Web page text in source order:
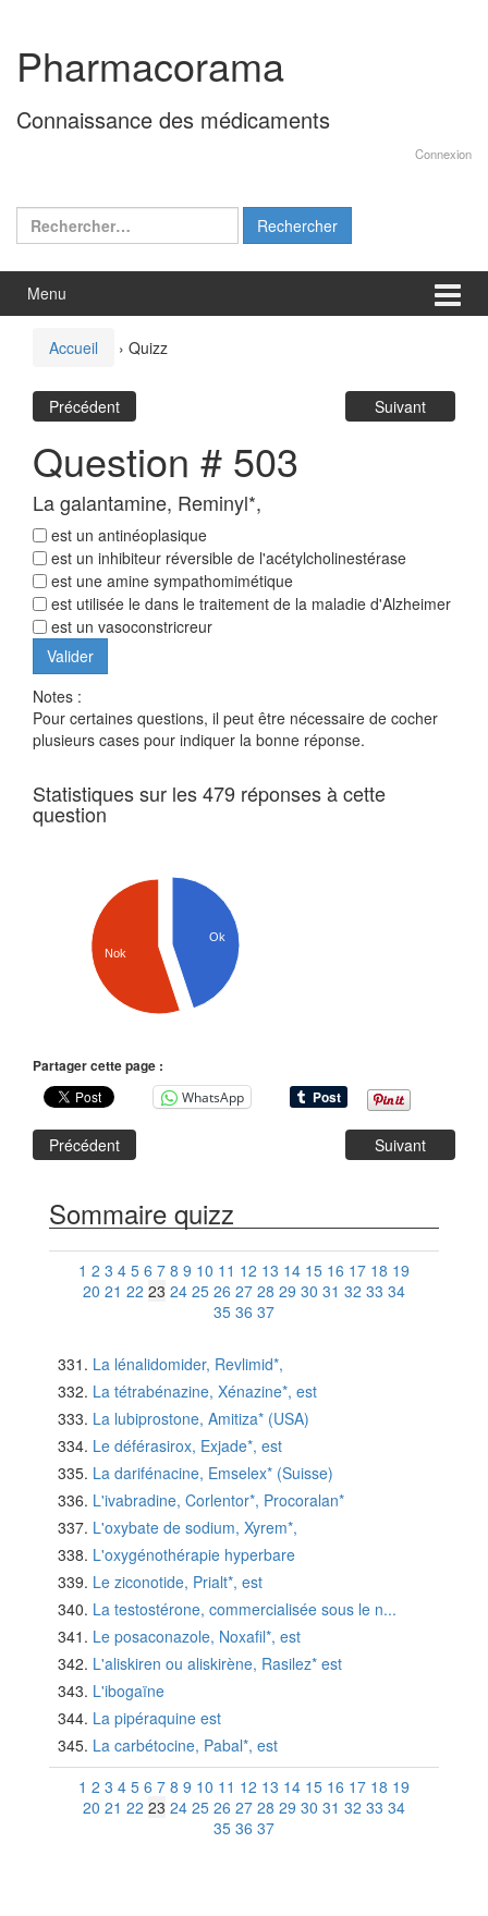
contenu
menu
principal
Pharmacorama
Connaissance des médicaments
Connexion
Rechercher :
Menu
Accueil › Quizz
Précédent Suivant
Question # 503
La galantamine, Reminyl*,
est un antinéoplasique
est un inhibiteur réversible de l'acétylcholinestérase
est une amine sympathomimétique
est utilisée le dans le traitement de la maladie d'Alzheimer
est un vasoconstricreur
Notes :
Pour certaines questions, il peut être nécessaire de cocher
plusieurs cases pour indiquer la bonne réponse.
Statistiques sur les 479 réponses à cette
question
Ok
Nok
Partager cette page :
WhatsApp
Précédent Suivant
Sommaire quizz
1 2 3 4 5 6 7 8 9 10 11 12 13 14 15 16 17 18 19
20 21 22 23 24 25 26 27 28 29 30 31 32 33 34
35 36 37
La lénalidomider, Revlimid*,
La tétrabénazine, Xénazine*, est
La lubiprostone, Amitiza* (USA)
Le déférasirox, Exjade*, est
La darifénacine, Emselex* (Suisse)
L'ivabradine, Corlentor*, Procoralan*
L'oxybate de sodium, Xyrem*,
L'oxygénothérapie hyperbare
Le ziconotide, Prialt*, est
La testostérone, commercialisée sous le n...
Le posaconazole, Noxafil*, est
L'aliskiren ou aliskirène, Rasilez* est
L'ibogaïne
La pipéraquine est
La carbétocine, Pabal*, est
1 2 3 4 5 6 7 8 9 10 11 12 13 14 15 16 17 18 19
20 21 22 23 24 25 26 27 28 29 30 31 32 33 34
35 36 37